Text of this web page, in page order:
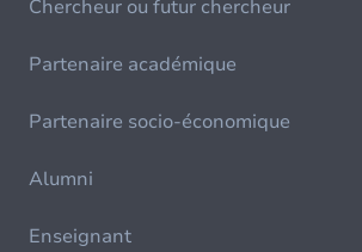
Chercheur ou futur chercheur
Partenaire académique
Partenaire socio-économique
Alumni
Enseignant